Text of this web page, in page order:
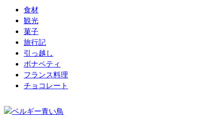
食材
観光
菓子
旅行記
引っ越し
ボナペティ
フランス料理
チョコレート